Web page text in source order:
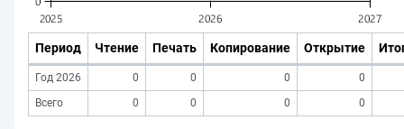
Период Чтение Печать Копирование Открытие
Год 2026 0 0 0
0
Всего
0 0 0 0